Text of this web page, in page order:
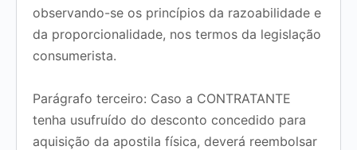
observando-se os princípios da razoabilidade e
da proporcionalidade, nos termos da legislação
consumerista.
Parágrafo terceiro: Caso a CONTRATANTE
tenha usufruído do desconto concedido para
aquisição da apostila física, deverá reembolsar